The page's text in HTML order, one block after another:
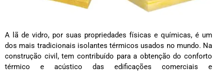
A lã de vidro, por suas propriedades físicas e químicas, é um
dos mais tradicionais isolantes térmicos usados no mundo. Na
construção civil, tem contribuído para a obtenção do conforto
térmico e acústico das edificações comerciais e